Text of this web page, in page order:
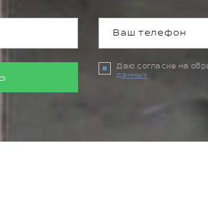
Даю согласие на
данных